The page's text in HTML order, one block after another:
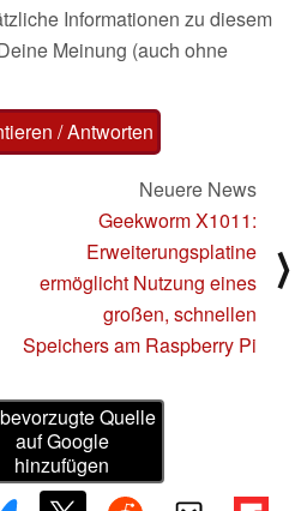
Informationen zu diesem
Meinung (auch ohne
/ Antworten
Neuere News
Geekworm X1011:
Erweiterungsplatine
ermöglicht Nutzung eines
großen, schnellen
Speichers am Raspberry Pi
⟩
Quelle
auf Google
hinzufügen